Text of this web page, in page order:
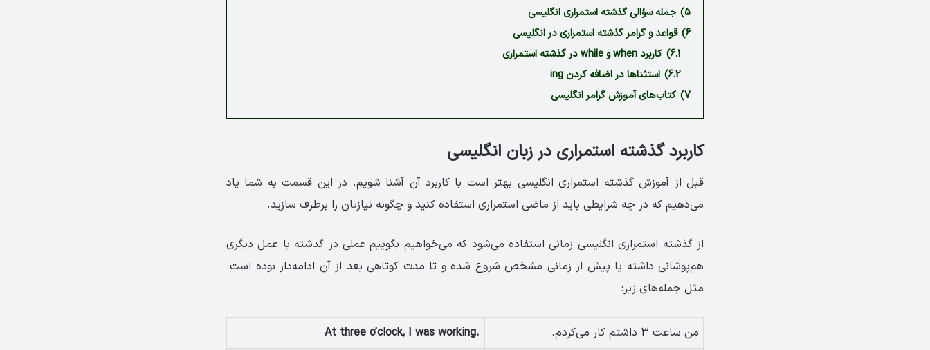
5) جمله سؤالی گذشته استمراری انگلیسی
6) قواعد و گرامر گذشته استمراری در انگلیسی
6.1) کاربرد when و while در گذشته استمراری
6.2) استثناها در اضافه کردن ing
7) کتاب‌های آموزش گرامر انگلیسی
کاربرد گذشته استمراری در زبان انگلیسی
قبل از آموزش گذشته استمراری انگلیسی بهتر است با کاربرد آن آشنا شویم. در این قسمت به شما یاد
می‌دهیم که در چه شرایطی باید از ماضی استمراری استفاده کنید و چگونه نیازتان را برطرف سازید.
از گذشته استمراری انگلیسی زمانی استفاده می‌شود که می‌خواهیم بگوییم عملی در گذشته با عمل دیگری
هم‌پوشانی داشته یا پیش از زمانی مشخص شروع شده و تا مدت کوتاهی بعد از آن ادامه‌دار بوده است.
مثل جمله‌های زیر:
من ساعت 3 داشتم کار می‌کردم.
At three o’clock, I was working.